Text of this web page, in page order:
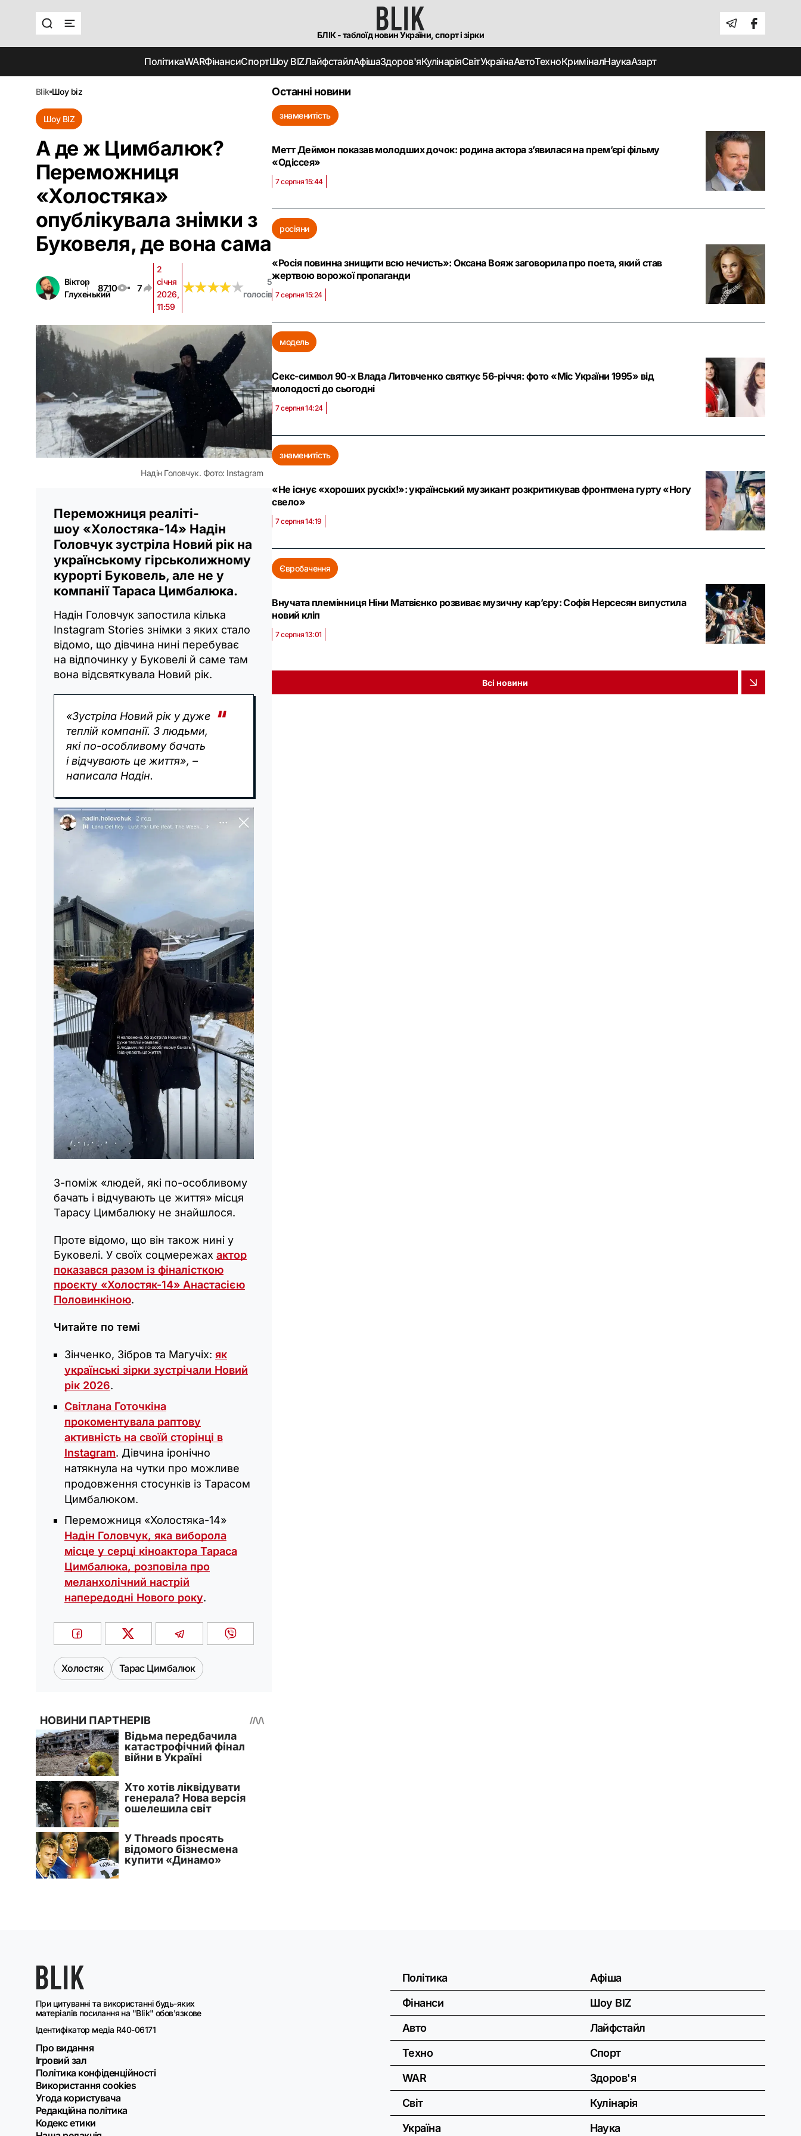
БЛІК - таблоїд новин України, спорт і зірки
ПолітикаWARФінансиСпортШоу BIZЛайфстайлАфішаЗдоров'яКулінаріяСвітУкраїнаАвтоТехноКриміналНаукаАзарт
blik шоу biz
Шоу BIZ
А де ж Цимбалюк?
Переможниця
«Холостяка»
опублікувала знімки з
Буковеля, де вона сама
Віктор
Глухенький
8710 7
2
січня
2026,
11:59
★★★★★
★★★★★
5
голосів
Надін Головчук. Фото: Instagram
Переможниця реаліті-
шоу «Холостяка-14» Надін
Головчук зустріла Новий рік на
українському гірськолижному
курорті Буковель, але не у
компанії Тараса Цимбалюка.
Надін Головчук запостила кілька
Instagram Stories знімки з яких стало
відомо, що дівчина нині перебуває
на відпочинку у Буковелі й саме там
вона відсвяткувала Новий рік.
«Зустріла Новий рік у дуже
теплій компанії. З людьми,
які по-особливому бачать
і відчувають це життя», –
написала Надін.
З-поміж «людей, які по-особливому
бачать і відчувають це життя» місця
Тарасу Цимбалюку не знайшлося.
Проте відомо, що він також нині у
Буковелі. У своїх соцмережах актор
показався разом із фіналісткою
проєкту «Холостяк-14» Анастасією
Половинкіною.
Читайте по темі
Зінченко, Зібров та Магучіх: як
українські зірки зустрічали Новий
рік 2026.
Світлана Готочкіна
прокоментувала раптову
активність на своїй сторінці в
Instagram. Дівчина іронічно
натякнула на чутки про можливе
продовження стосунків із Тарасом
Цимбалюком.
Переможниця «Холостяка-14»
Надін Головчук, яка виборола
місце у серці кіноактора Тараса
Цимбалюка, розповіла про
меланхолічний настрій
напередодні Нового року.
Холостяк Тарас Цимбалюк
Останні новини
знаменитість
Метт Деймон показав молодших дочок: родина актора з’явилася на прем’єрі фільму
«Одіссея»
7 серпня 15:44
росіяни
«Росія повинна знищити всю нечисть»: Оксана Вояж заговорила про поета, який став
жертвою ворожої пропаганди
7 серпня 15:24
модель
Секс-символ 90-х Влада Литовченко святкує 56-річчя: фото «Міс України 1995» від
молодості до сьогодні
7 серпня 14:24
знаменитість
«Не існує «хороших рускіх!»: український музикант розкритикував фронтмена гурту «Ногу
свело»
7 серпня 14:19
Євробачення
Внучата племінниця Ніни Матвієнко розвиває музичну кар’єру: Софія Нерсесян випустила
новий кліп
7 серпня 13:01
Всі новини
При цитуванні та використанні будь-яких
матеріалів посилання на "Blik" обов'язкове
Ідентифікатор медіа R40-06171
Про видання
Ігровий зал
Політика конфіденційності
Використання cookies
Угода користувача
Редакційна політика
Кодекс етики
Політика
Фінанси
Авто
Техно
WAR
Світ
Україна
Афіша
Шоу BIZ
Лайфстайл
Спорт
Здоров'я
Кулінарія
Наука